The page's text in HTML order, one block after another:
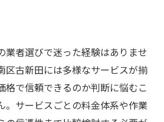
業者選びで迷った経験はありませ
区古新田には多様なサービスが揃
格で信頼できるのか判断に悩むこ
。サービスごとの料金体系や作業